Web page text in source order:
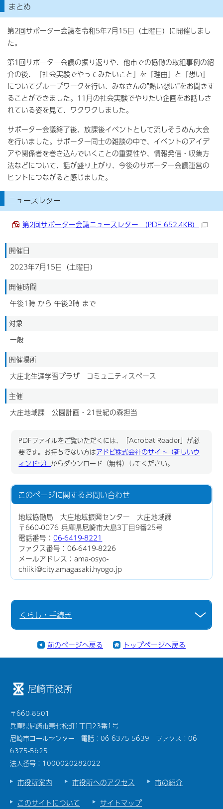
まとめ
第2回サポーター会議を令和5年7月15日（土曜日）に開催しまし
た。
第1回サポーター会議の振り返りや、他市での協働の取組事例の紹
介の後、『社会実験でやってみたいこと』を『理由』と『想い』
についてグループワークを行い、みなさんの”熱い想い”をお聞きす
ることができました。11月の社会実験でやりたい企画をお話しさ
れている姿を見て、ワクワクしました。
サポーター会議終了後、放課後イベントとして流しそうめん大会
を行いました。サポーター同士の雑談の中で、イベントのアイデ
アや関係者を巻き込んでいくことの重要性や、情報発信・収集方
法などについて、話が盛り上がり、今後のサポーター会議運営の
ヒントにつながると感じました。
ニュースレター
第2回サポーター会議ニュースレター （PDF 652.4KB）
開催日
2023年7月15日（土曜日）
開催時間
午後1時 から 午後3時 まで
対象
一般
開催場所
大庄北生涯学習プラザ コミュニティスペース
主催
大庄地域課 公園計画・21世紀の森担当
PDFファイルをご覧いただくには、「Acrobat Reader」が必
要です。お持ちでない方はアドビ株式会社のサイト（新しいウ
ィンドウ） からダウンロード（無料）してください。
このページに関するお問い合わせ
地域協働局 大庄地域振興センター 大庄地域課
〒660-0076 兵庫県尼崎市大島3丁目9番25号
電話番号：06-6419-8221
ファクス番号：06-6419-8226
メールアドレス：ama-osyo-
chiiki@city.amagasaki.hyogo.jp
くらし・手続き
前のページへ戻る トップページへ戻る
尼崎市役所
〒660-8501
兵庫県尼崎市東七松町1丁目23番1号
尼崎市コールセンター 電話：06-6375-5639 ファクス：06-
6375-5625
法人番号：1000020282022
市役所案内 市役所へのアクセス
市の紹介
このサイトについて
サイトマップ